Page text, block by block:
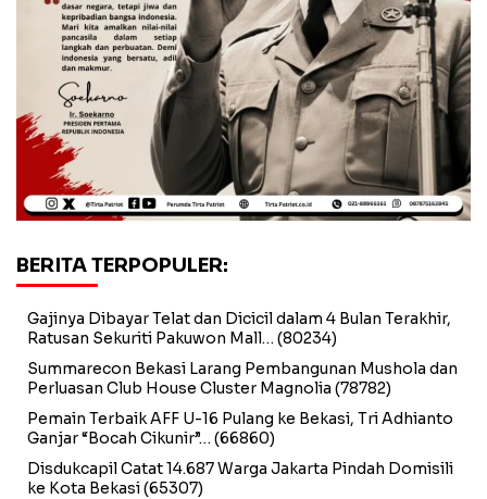
BERITA TERPOPULER:
Gajinya Dibayar Telat dan Dicicil dalam 4 Bulan Terakhir,
Ratusan Sekuriti Pakuwon Mall… (80234)
Summarecon Bekasi Larang Pembangunan Mushola dan
Perluasan Club House Cluster Magnolia (78782)
Pemain Terbaik AFF U-16 Pulang ke Bekasi, Tri Adhianto
Ganjar “Bocah Cikunir”… (66860)
Disdukcapil Catat 14.687 Warga Jakarta Pindah Domisili
ke Kota Bekasi(65307)